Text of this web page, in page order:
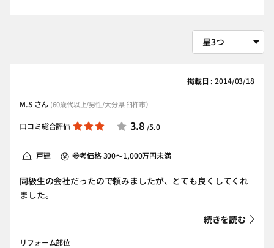
掲載日 : 2014/03/18
M.S さん (60歳代以上/男性/大分県 臼杵市）
口コミ総合評価 3.8 /5.0
戸建 参考価格 300～1,000万円未満
同級生の会社だったので頼みましたが、とても良くしてくれ
ました。
続きを読む
リフォーム部位